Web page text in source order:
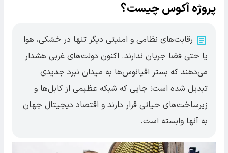
پروژه آکوس چیست؟
رقابت‌های نظامی و امنیتی دیگر تنها در خشکی، هوا
یا حتی فضا جریان ندارند. اکنون دولت‌های غربی هشدار
می‌دهند که بستر اقیانوس‌ها به میدان نبرد جدیدی
تبدیل شده است؛ جایی که شبکه عظیمی از کابل‌ها و
زیرساخت‌های حیاتی قرار دارند و اقتصاد دیجیتال جهان
به آنها وابسته است.